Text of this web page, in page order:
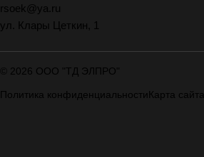
rsoek@ya.ru
ул. Клары Цеткин, 1
© 2026 ООО "ТД ЭЛПРО"
Политика конфиденциальности Карта сайта